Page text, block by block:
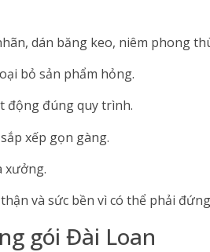
dán băng keo, niêm phong
bỏ sản phẩm hỏng.
động đúng quy trình.
xếp gọn gàng.
xưởng.
và sức bền vì có thể phải
gói Đài Loan